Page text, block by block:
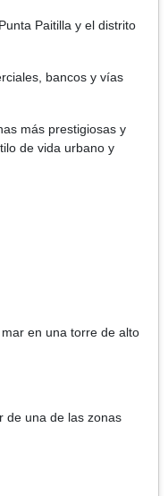
Paitilla y el distrito
bancos y vías
más prestigiosas y
de vida urbano y
en una torre de alto
de una de las zonas